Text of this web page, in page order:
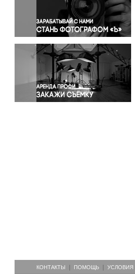
Правосудие
Происшествия и конфликты
Религия
Светская жизнь
Спорт
Экология
Экономика и бизнес
КОНТАКТЫ ПОМОЩЬ УСЛОВИЯ